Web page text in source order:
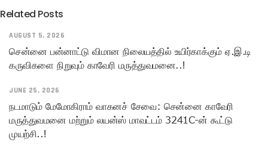
Related Posts
AUGUST 5, 2026
சென்னை பன்னாட்டு விமான நிலையத்தில் உயிர்காக்கும் ஏ.இ.டி
கருவிகளை நிறுவும் காவேரி மருத்துவமனை..!
JUNE 25, 2026
நடமாடும் மேமோகிராம் வாகனச் சேவை: சென்னை காவேரி
மருத்துவமனை மற்றும் லயன்ஸ் மாவட்டம் 3241C-ன் கூட்டு
முயற்சி..!